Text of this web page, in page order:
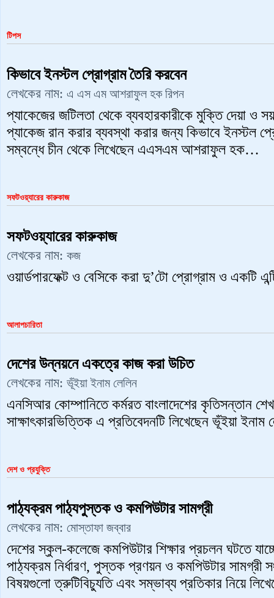
টিপস
কিভাবে ইনস্টল প্রোগ্রাম তৈরি করবেন
লেখকের নাম: এ এস এম আশরাফুল হক রিপন
প্যাকেজের জটিলতা থেকে ব্যবহারকারীকে মুক্তি দেয়া ও
প্যাকেজ রান করার ব্যবস্থা করার জন্য কিভাবে ইনস্টল
সম্বন্ধে চীন থেকে লিখেছেন এএসএম আশরাফুল হক…
সফটওয়্যারের কারুকাজ
সফটওয়্যারের কারুকাজ
লেখকের নাম: কজ
ওয়ার্ডপারফেক্ট ও বেসিকে করা দু’টো প্রোগ্রাম ও একটি
আলাপচারিতা
দেশের উন্নয়নে একত্রে কাজ করা উচিত
লেখকের নাম: ভূঁইয়া ইনাম লেলিন
এনসিআর কোম্পানিতে কর্মরত বাংলাদেশের কৃতিসন্তান
সাক্ষা‍ৎকারভিত্তিক এ প্রতিবেদনটি লিখেছেন ভূঁইয়া ইনাম
দেশ ও প্রযুক্তি
পাঠ্যক্রম পাঠ্যপুস্তক ও কমপিউটার সামগ্রী
লেখকের নাম: মোস্তাফা জব্বার
দেশের স্কুল-কলেজে কমপিউটার শিক্ষার প্রচলন ঘটতে
পাঠ্যক্রম নির্ধারণ, পুস্তক প্রণয়ন ও কমপিউটার সামগ্রী
বিষয়গুলো ত্রুটিবিচ্যুতি এবং সম্ভাব্য প্রতিকার নিয়ে